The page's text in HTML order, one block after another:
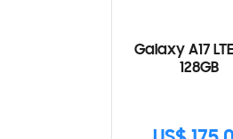
Galaxy A17
128GB